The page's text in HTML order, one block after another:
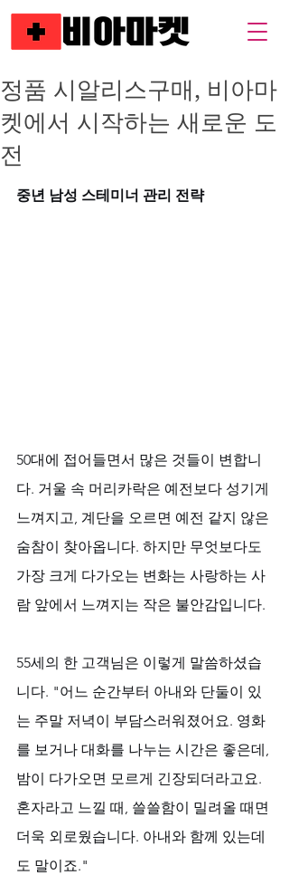
정품 시알리스구매, 비아마
켓에서 시작하는 새로운 도
전
중년 남성 스테미너 관리 전략
50대에 접어들면서 많은 것들이 변합니
다. 거울 속 머리카락은 예전보다 성기게
느껴지고, 계단을 오르면 예전 같지 않은
숨참이 찾아옵니다. 하지만 무엇보다도
가장 크게 다가오는 변화는 사랑하는 사
람 앞에서 느껴지는 작은 불안감입니다.
55세의 한 고객님은 이렇게 말씀하셨습
니다. "어느 순간부터 아내와 단둘이 있
는 주말 저녁이 부담스러워졌어요. 영화
를 보거나 대화를 나누는 시간은 좋은데,
밤이 다가오면 모르게 긴장되더라고요.
혼자라고 느낄 때, 쓸쓸함이 밀려올 때면
더욱 외로웠습니다. 아내와 함께 있는데
도 말이죠."